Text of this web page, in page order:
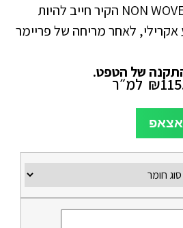
בהזמנת טפט NON WOVEN הקיר חייב להיות
לאחר מריחה של פריימר
של הטפט.
₪ למ״ר